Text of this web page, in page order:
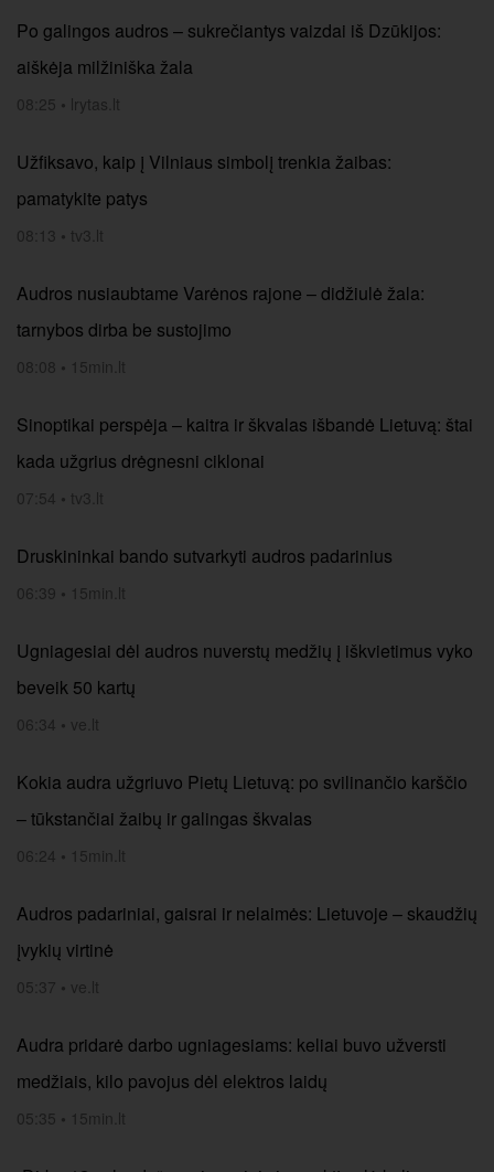
Po galingos audros – sukrečiantys vaizdai iš Dzūkijos:
aiškėja milžiniška žala
08:25 • lrytas.lt
Užfiksavo, kaip į Vilniaus simbolį trenkia žaibas:
pamatykite patys
08:13 • tv3.lt
Audros nusiaubtame Varėnos rajone – didžiulė žala:
tarnybos dirba be sustojimo
08:08 • 15min.lt
Sinoptikai perspėja – kaitra ir škvalas išbandė Lietuvą: štai
kada užgrius drėgnesni ciklonai
07:54 • tv3.lt
Druskininkai bando sutvarkyti audros padarinius
06:39 • 15min.lt
Ugniagesiai dėl audros nuverstų medžių į iškvietimus vyko
beveik 50 kartų
06:34 • ve.lt
Kokia audra užgriuvo Pietų Lietuvą: po svilinančio karščio
– tūkstančiai žaibų ir galingas škvalas
06:24 • 15min.lt
Audros padariniai, gaisrai ir nelaimės: Lietuvoje – skaudžių
įvykių virtinė
05:37 • ve.lt
Audra pridarė darbo ugniagesiams: keliai buvo užversti
medžiais, kilo pavojus dėl elektros laidų
05:35 • 15min.lt